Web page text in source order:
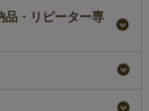
品・リピーター専
【名入れリピーター専
用】ソフトバッグスリ